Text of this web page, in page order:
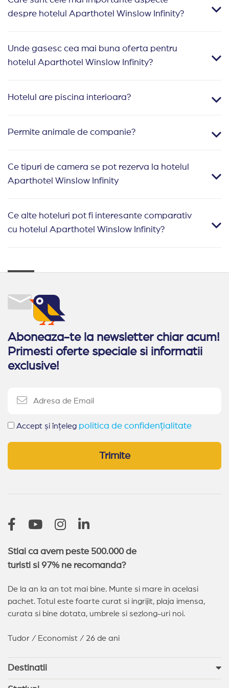
despre hotelul Aparthotel Winslow Infinity?
Unde gasesc cea mai buna oferta pentru
hotelul Aparthotel Winslow Infinity?
Hotelul are piscina interioara?
Permite animale de companie?
Ce tipuri de camera se pot rezerva la hotelul
Aparthotel Winslow Infinity
Ce alte hoteluri pot fi interesante comparativ
cu hotelul Aparthotel Winslow Infinity?
Aboneaza-te la newsletter chiar acum!
Primesti oferte speciale si informatii
exclusive!
Accept și înțeleg politica de confidențialitate
Trimite
Stiai ca avem peste 500.000 de
turisti si 97% ne recomanda?
De la an la an tot mai bine. Munte si mare in acelasi
pachet. Totul este foarte curat si ingrijit, plaja imensa,
curata si bine dotata, umbrele si sezlong-uri noi.
Tudor / Economist / 26 de ani
Destinatii